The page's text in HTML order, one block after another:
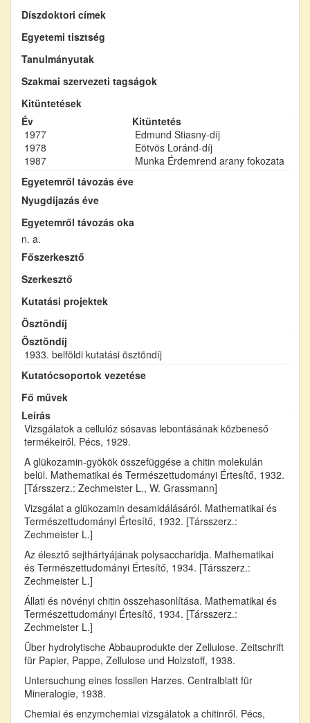
Díszdoktori címek
Egyetemi tisztség
Tanulmányutak
Szakmai szervezeti tagságok
Kitüntetések
Év
Kitüntetés
1977
Edmund Stiasny-díj
1978
Eötvös Loránd-díj
1987
Munka Érdemrend arany fokozata
Egyetemről távozás éve
Nyugdíjazás éve
Egyetemről távozás oka
n. a.
Főszerkesztő
Szerkesztő
Kutatási projektek
Ösztöndíj
Ösztöndíj
1933. belföldi kutatási ösztöndíj
Kutatócsoportok vezetése
Fő művek
Leírás
Vizsgálatok a cellulóz sósavas lebontásának közbeneső
termékeiről. Pécs, 1929.
A glükozamin-gyökök összefüggése a chitin molekulán
belül. Mathematikai és Természettudományi Értesítő, 1932.
[Társszerz.: Zechmeister L., W. Grassmann]
Vizsgálat a glükozamin desamidálásáról. Mathematikai és
Természettudományi Értesítő, 1932. [Társszerz.:
Zechmeister L.]
Az élesztő sejthártyájának polysaccharidja. Mathematikai
és Természettudományi Értesítő, 1934. [Társszerz.:
Zechmeister L.]
Állati és növényi chitin összehasonlítása. Mathematikai és
Természettudományi Értesítő, 1934. [Társszerz.:
Zechmeister L.]
Über hydrolytische Abbauprodukte der Zellulose. Zeitschrift
für Papier, Pappe, Zellulose und Holzstoff, 1938.
Untersuchung eines fossilen Harzes. Centralblatt für
Mineralogie, 1938.
Chemiai és enzymchemiai vizsgálatok a chitinről. Pécs,